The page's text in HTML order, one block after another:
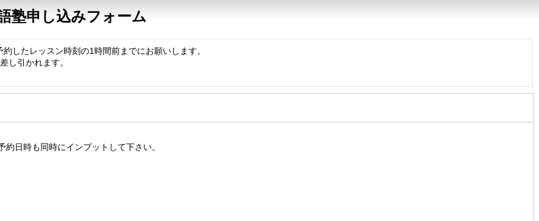
塾申し込みフォーム
したレッスン時刻の1時間前までにお願いします。
し引かれます。
日時も同時にインプットして下さい。